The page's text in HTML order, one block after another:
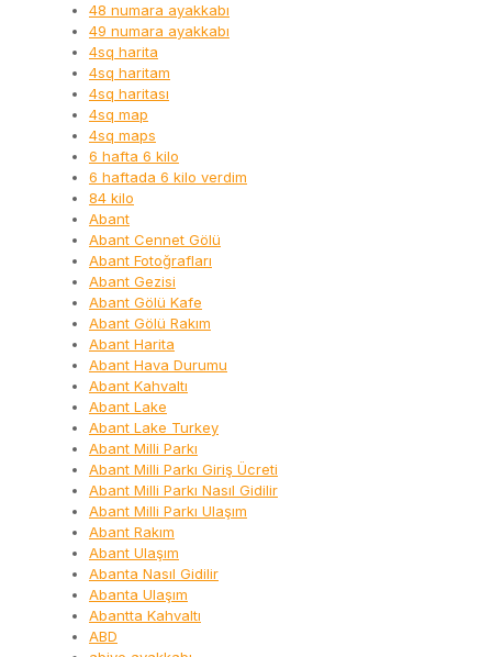
48 numara ayakkabı
49 numara ayakkabı
4sq harita
4sq haritam
4sq haritası
4sq map
4sq maps
6 hafta 6 kilo
6 haftada 6 kilo verdim
84 kilo
Abant
Abant Cennet Gölü
Abant Fotoğrafları
Abant Gezisi
Abant Gölü Kafe
Abant Gölü Rakım
Abant Harita
Abant Hava Durumu
Abant Kahvaltı
Abant Lake
Abant Lake Turkey
Abant Milli Parkı
Abant Milli Parkı Giriş Ücreti
Abant Milli Parkı Nasıl Gidilir
Abant Milli Parkı Ulaşım
Abant Rakım
Abant Ulaşım
Abanta Nasıl Gidilir
Abanta Ulaşım
Abantta Kahvaltı
ABD